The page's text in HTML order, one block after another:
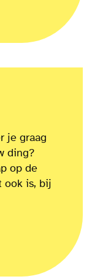
je graag
ding?
op de
ook is, bij